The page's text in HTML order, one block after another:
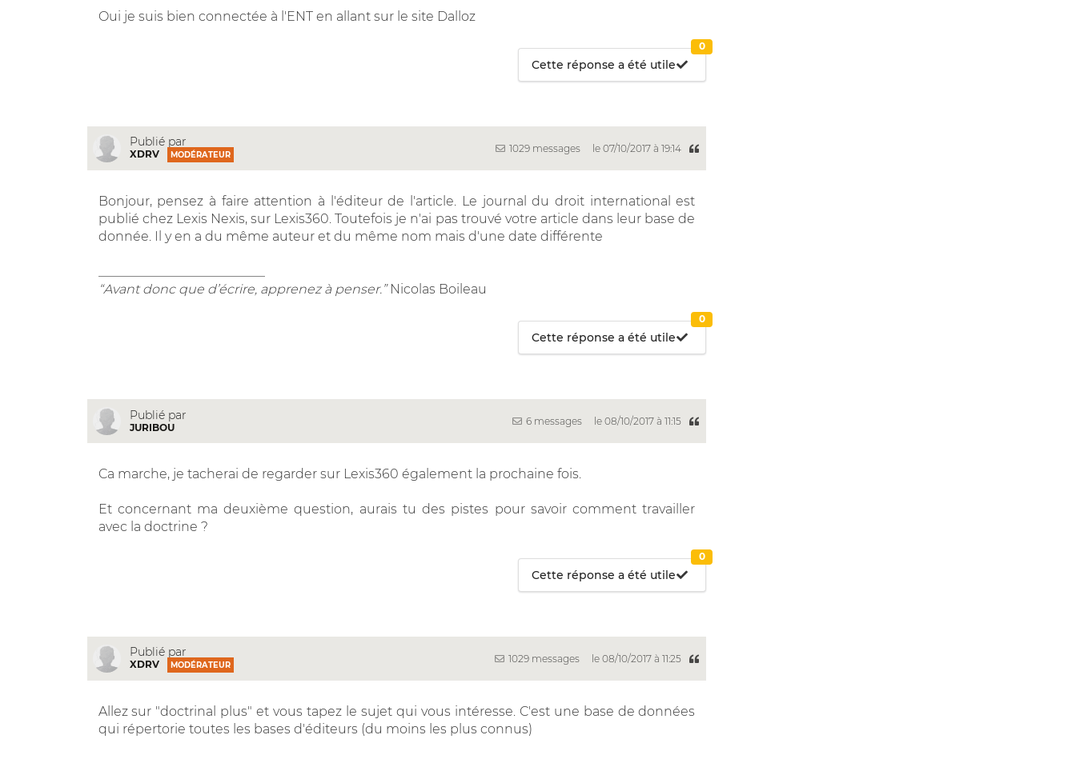
Oui je suis bien connectée à l'ENT en allant sur le site Dalloz
Cette réponse a été utile
0
Publié par
XDRV MODÉRATEUR
1029 messages le 07/10/2017 à 19:14
Bonjour, pensez à faire attention à l'éditeur de l'article. Le journal du droit international est
publié chez Lexis Nexis, sur Lexis360. Toutefois je n'ai pas trouvé votre article dans leur base de
donnée. Il y en a du même auteur et du même nom mais d'une date différente
“Avant donc que d’écrire, apprenez à penser.”Nicolas Boileau
Cette réponse a été utile
0
Publié par
JURIBOU
6 messages le 08/10/2017 à 11:15
Ca marche, je tacherai de regarder sur Lexis360 également la prochaine fois.
Et concernant ma deuxième question, aurais tu des pistes pour savoir comment travailler
avec la doctrine ?
Cette réponse a été utile
0
Publié par
XDRV MODÉRATEUR
1029 messages le 08/10/2017 à 11:25
Allez sur "doctrinal plus" et vous tapez le sujet qui vous intéresse. C'est une base de données
qui répertorie toutes les bases d'éditeurs (du moins les plus connus)